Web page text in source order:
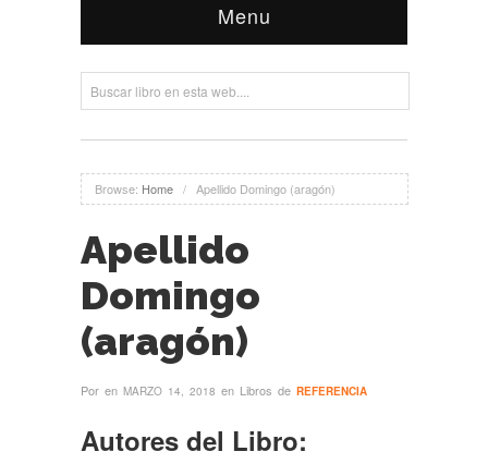
Menu
Browse: Home / Apellido Domingo (aragón)
Apellido
Domingo
(aragón)
Por en MARZO 14, 2018 en Libros de REFERENCIA
Autores del Libro: